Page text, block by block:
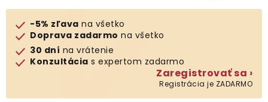
O nás
Kontakty
-5% zľava na všetko
Doprava zadarmo na všetko
30 dní na vrátenie
Konzultácia s expertom zadarmo
Zaregistrovať sa ›
Registrácia je ZADARMO